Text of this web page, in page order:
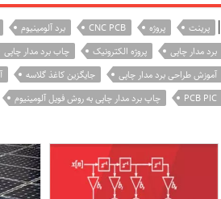
| پرینت پروژه CNC PCB برد آلومینیوم
برد مدار چاپی
پروژه الکترونیک چاب برد مدار چاپی
آموزش طراحی برد مدار چاپی
جایگزین کاغذ گلاسه
PCB PIC
چاپ برد مدار چاپی به روش فویل آلومینیوم